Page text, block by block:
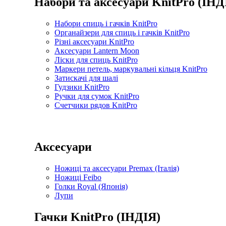
Набори спиць і гачків KnitPro
Органайзери для спиць і гачків KnitPro
Різні аксесуари KnitPro
Аксесуари Lantern Moon
Ліски для спиць KnitPro
Маркери петель, маркувальні кільця KnitPro
Затискачі для шалі
Гудзики KnitPro
Ручки для сумок KnitPro
Счетчики рядов KnitPro
Аксесуари
Ножиці та аксесуари Premax (Італія)
Ножиці Feibo
Голки Royal (Японія)
Лупи
Гачки KnitPro (ІНДІЯ)